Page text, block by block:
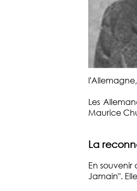
Les
Maurice
La
En
Jamain".